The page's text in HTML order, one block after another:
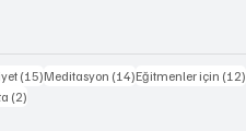
yazı(15)15 yazı
Meditasyon (14)14 yazı
Eğitmenler için (12)
(2)